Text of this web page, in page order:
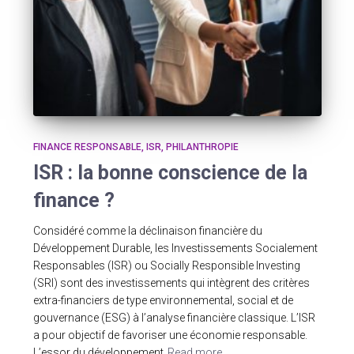
FINANCE RESPONSABLE ISR PHILANTHROPIE
ISR : la bonne conscience de la
finance ?
Considéré comme la déclinaison financière du
Développement Durable, les Investissements Socialement
Responsables (ISR) ou Socially Responsible Investing
(SRI) sont des investissements qui intègrent des critères
extra-financiers de type environnemental, social et de
gouvernance (ESG) à l’analyse financière classique. L’ISR
a pour objectif de favoriser une économie responsable.